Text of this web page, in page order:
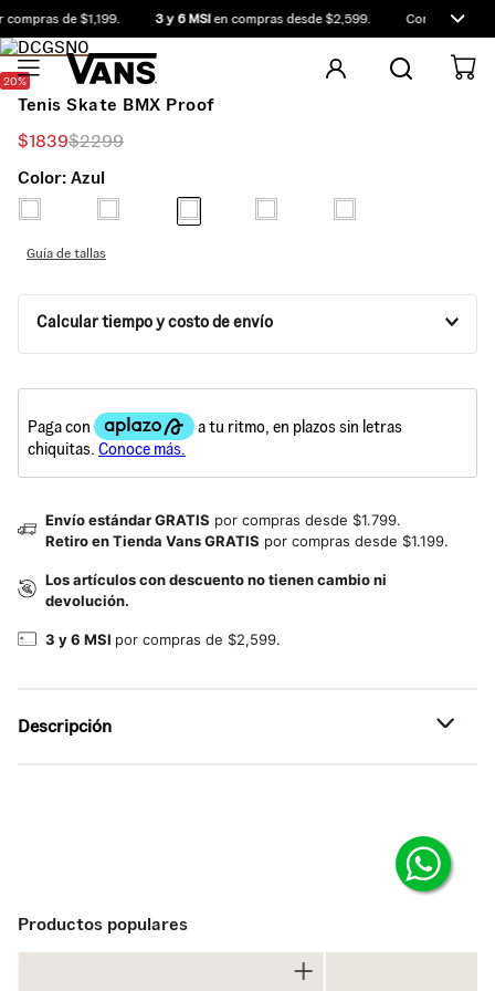
de $1,199. 3 y 6 MSIen compras desde $2,599. Compra antes
20%
Tenis Skate BMX Proof
$1839$2299
Color:Azul
Guía de tallas
Calcular tiempo y costo de envío
Envío estándar GRATIS por compras desde $1.799.
Retiro en Tienda Vans GRATIS por compras desde $1.199.
Los artículos con descuento no tienen cambio ni
devolución.
3 y 6 MSI por compras de $2,599.
Descripción
Agarre optimizado para pedales, durabilidad reforzada y
una suela tipo cupsole sin sacrificar la sensación de pedal
de una vulcanizada.
Productos populares